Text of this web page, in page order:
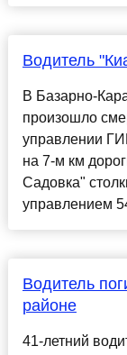
Водитель
В Базарно-
произошло
управлении
на 7-м км
Садовка"
управлением
Водитель
районе
41-летний